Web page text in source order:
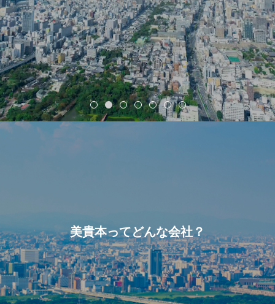
美貴本ってどんな会社？